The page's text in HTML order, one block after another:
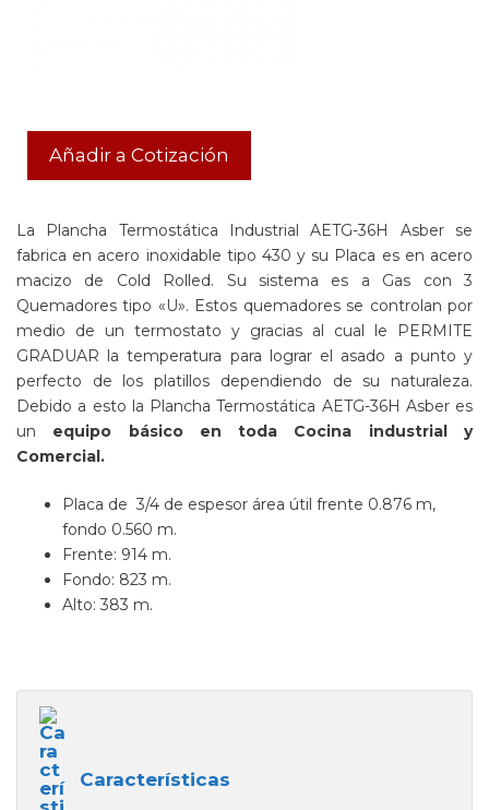
Añadir a Cotización
La Plancha Termostática Industrial AETG-36H Asber se
fabrica en acero inoxidable tipo 430 y su Placa es en acero
macizo de Cold Rolled. Su sistema es a Gas con 3
Quemadores tipo «U». Estos quemadores se controlan por
medio de un termostato y gracias al cual le PERMITE
GRADUAR la temperatura para lograr el asado a punto y
perfecto de los platillos dependiendo de su naturaleza.
Debido a esto la Plancha Termostática AETG-36H Asber es
un equipo básico en toda Cocina industrial y
Comercial.
Placa de 3/4 de espesor área útil frente 0.876 m,
fondo 0.560 m.
Frente: 914 m.
Fondo: 823 m.
Alto: 383 m.
Características